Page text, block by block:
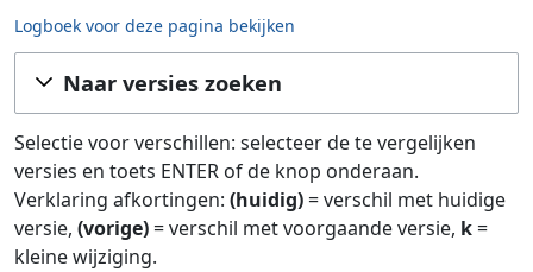
Logboek voor deze pagina bekijken
Ga naar:navigatie,zoeken
Naar versies zoeken
Selectie voor verschillen: selecteer de te vergelijken
versies en toets ENTER of de knop onderaan.
Verklaring afkortingen: (huidig)= verschil met huidige
versie, (vorige)= verschil met voorgaande versie, k=
kleine wijziging.